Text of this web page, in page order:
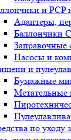
и PCP
Адаптеры,
Баллончики
Заправочные
Насосы и
и
Бумажные
Метательные
по уходу